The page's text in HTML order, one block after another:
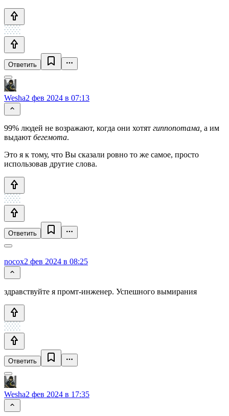
Ответить
Wesha2 фев 2024 в 07:13
99% людей не возражают, когда они хотят гиппопотама, а им
выдают бегемота.
Это я к тому, что Вы сказали ровно то же самое, просто
использовав другие слова.
Ответить
nocox2 фев 2024 в 08:25
здравствуйте я промт-инженер. Успешного вымирания
Ответить
Wesha2 фев 2024 в 17:35